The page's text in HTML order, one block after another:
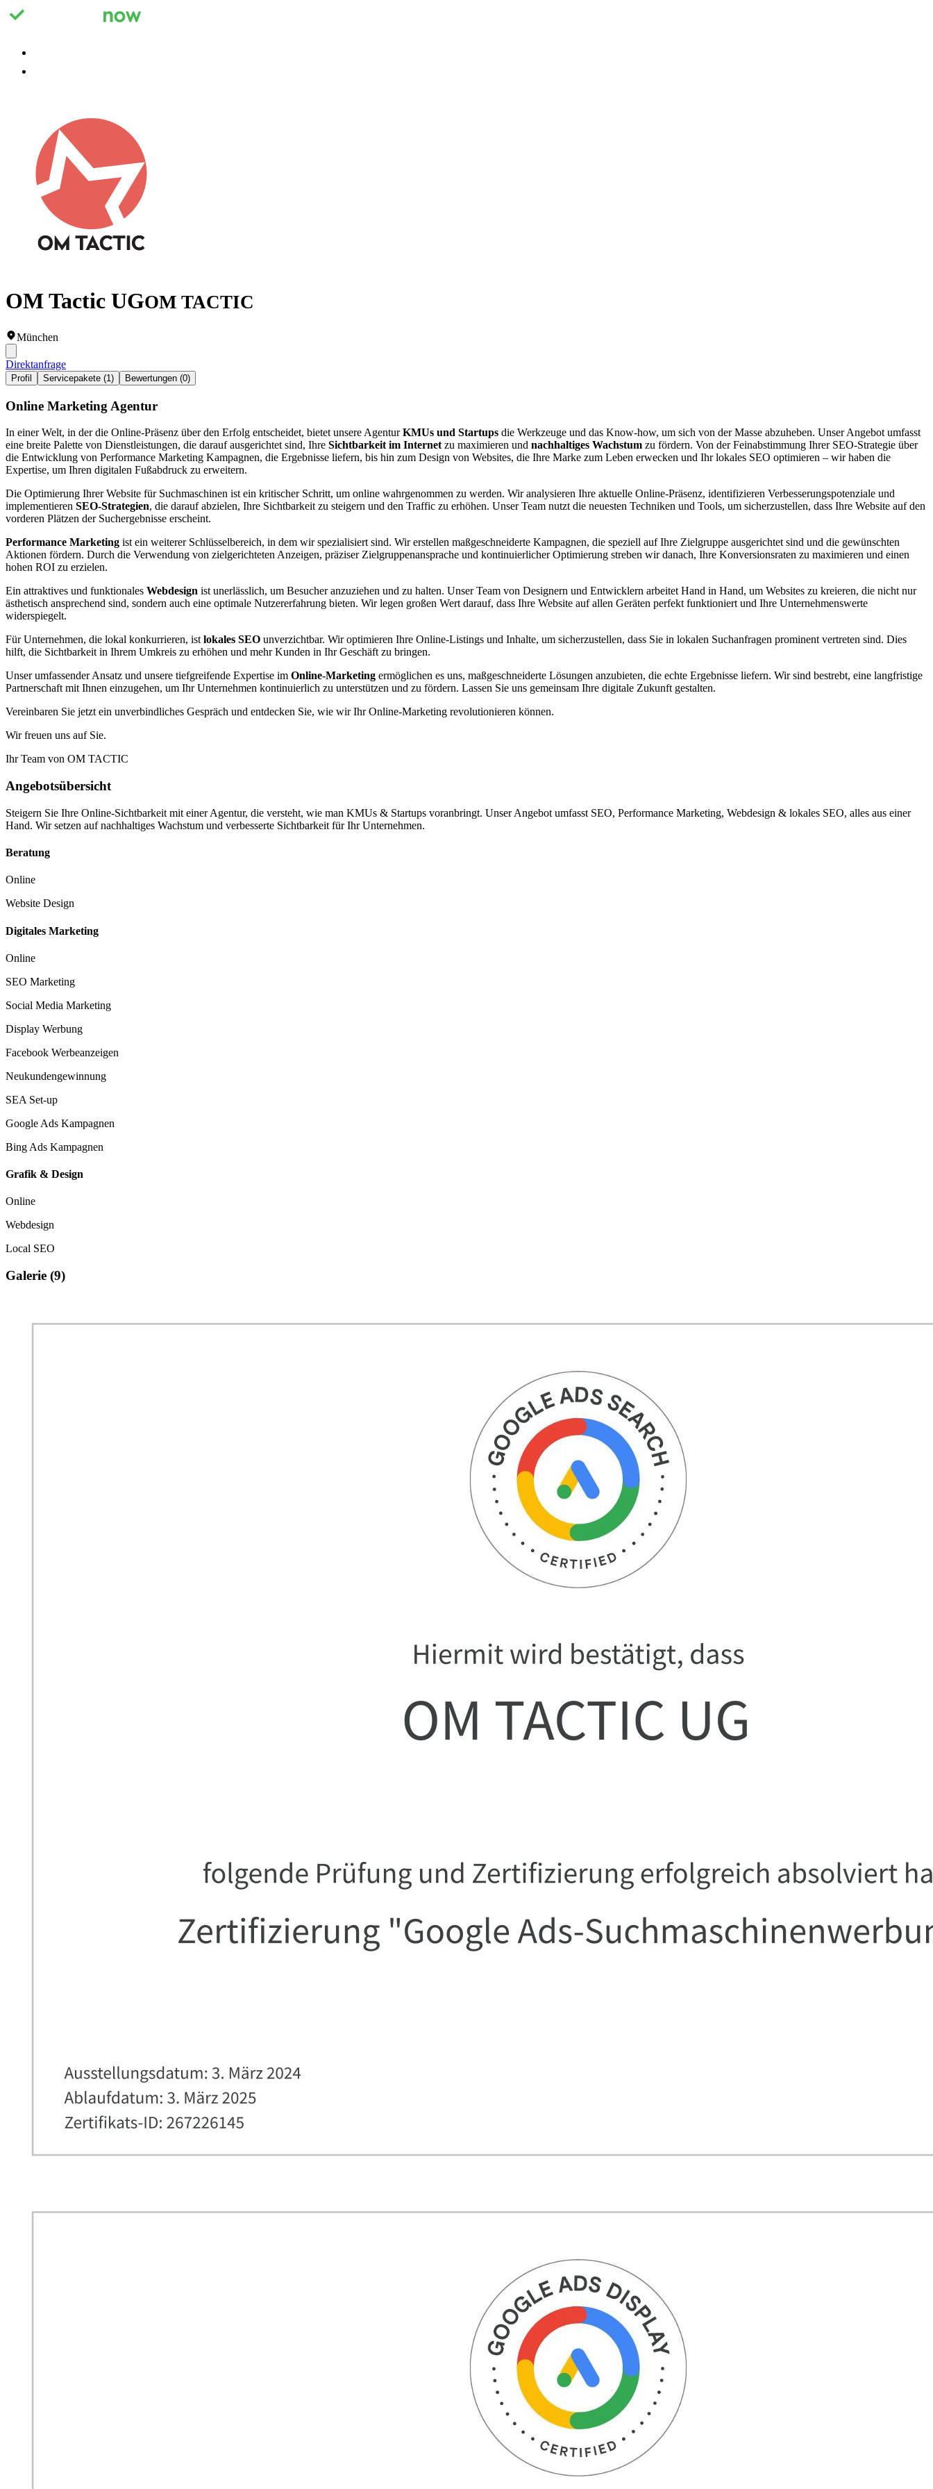
OM Tactic UGOM TACTIC
München
Direktanfrage
Profil Servicepakete (1) Bewertungen (0)
Online Marketing Agentur
In einer Welt, in der die Online-Präsenz über den Erfolg entscheidet, bietet unsere AgenturKMUs und Startups die Werkzeuge und das Know-how, um sich von der Masse abzuheben. Unser Angebot umfasst
eine breite Palette von Dienstleistungen, die darauf ausgerichtet sind, Ihre Sichtbarkeit im Internet zu maximieren und nachhaltiges Wachstum zu fördern. Von der Feinabstimmung Ihrer SEO-Strategie über
die Entwicklung von Performance Marketing Kampagnen, die Ergebnisse liefern, bis hin zum Design von Websites, die Ihre Marke zum Leben erwecken und Ihr lokales SEO optimieren – wir haben die
Expertise, um Ihren digitalen Fußabdruck zu erweitern.
Die Optimierung Ihrer Website für Suchmaschinen ist ein kritischer Schritt, um online wahrgenommen zu werden. Wir analysieren Ihre aktuelle Online-Präsenz, identifizieren Verbesserungspotenziale und
implementieren SEO-Strategien, die darauf abzielen, Ihre Sichtbarkeit zu steigern und den Traffic zu erhöhen. Unser Team nutzt die neuesten Techniken und Tools, um sicherzustellen, dass Ihre Website auf den
vorderen Plätzen der Suchergebnisse erscheint.
Performance Marketing ist ein weiterer Schlüsselbereich, in dem wir spezialisiert sind. Wir erstellen maßgeschneiderte Kampagnen, die speziell auf Ihre Zielgruppe ausgerichtet sind und die gewünschten
Aktionen fördern. Durch die Verwendung von zielgerichteten Anzeigen, präziser Zielgruppenansprache und kontinuierlicher Optimierung streben wir danach, Ihre Konversionsraten zu maximieren und einen
hohen ROI zu erzielen.
Ein attraktives und funktionales Webdesign ist unerlässlich, um Besucher anzuziehen und zu halten. Unser Team von Designern und Entwicklern arbeitet Hand in Hand, um Websites zu kreieren, die nicht nur
ästhetisch ansprechend sind, sondern auch eine optimale Nutzererfahrung bieten. Wir legen großen Wert darauf, dass Ihre Website auf allen Geräten perfekt funktioniert und Ihre Unternehmenswerte
widerspiegelt.
Für Unternehmen, die lokal konkurrieren, ist lokales SEO unverzichtbar. Wir optimieren Ihre Online-Listings und Inhalte, um sicherzustellen, dass Sie in lokalen Suchanfragen prominent vertreten sind. Dies
hilft, die Sichtbarkeit in Ihrem Umkreis zu erhöhen und mehr Kunden in Ihr Geschäft zu bringen.
Unser umfassender Ansatz und unsere tiefgreifende Expertise im Online-Marketing ermöglichen es uns, maßgeschneiderte Lösungen anzubieten, die echte Ergebnisse liefern. Wir sind bestrebt, eine langfristige
Partnerschaft mit Ihnen einzugehen, um Ihr Unternehmen kontinuierlich zu unterstützen und zu fördern. Lassen Sie uns gemeinsam Ihre digitale Zukunft gestalten.
Vereinbaren Sie jetzt ein unverbindliches Gespräch und entdecken Sie, wie wir Ihr Online-Marketing revolutionieren können.
Wir freuen uns auf Sie.
Ihr Team von OM TACTIC
Angebotsübersicht
Steigern Sie Ihre Online-Sichtbarkeit mit einer Agentur, die versteht, wie man KMUs & Startups voranbringt. Unser Angebot umfasst SEO, Performance Marketing, Webdesign & lokales SEO, alles aus einer
Hand. Wir setzen auf nachhaltiges Wachstum und verbesserte Sichtbarkeit für Ihr Unternehmen.
Beratung
Online
Website Design
Digitales Marketing
Online
SEO Marketing
Social Media Marketing
Display Werbung
Facebook Werbeanzeigen
Neukundengewinnung
SEA Set-up
Google Ads Kampagnen
Bing Ads Kampagnen
Grafik & Design
Online
Webdesign
Local SEO
Galerie (9)